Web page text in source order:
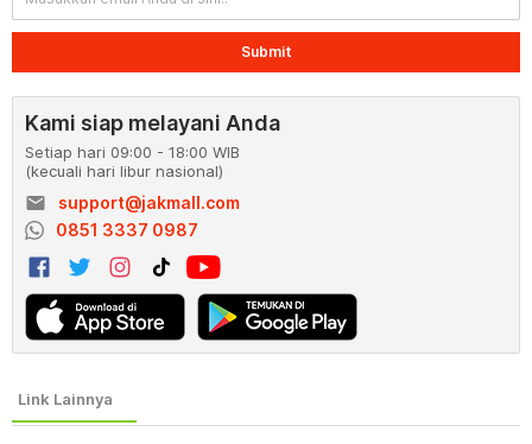
Submit
Kami siap melayani Anda
Setiap hari 09:00 - 18:00 WIB
(kecuali hari libur nasional)
email
support@jakmall.com
0851 3337 0987